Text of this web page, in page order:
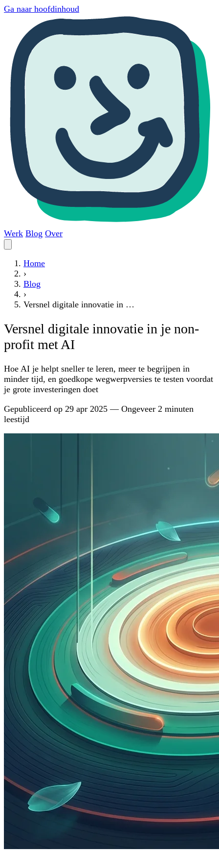
Ga naar hoofdinhoud
Werk Blog Over
Home
›
Blog
›
Versnel digitale innovatie in …
Versnel digitale innovatie in je non-
profit met AI
Hoe AI je helpt sneller te leren, meer te begrijpen in
minder tijd, en goedkope wegwerpversies te testen voordat
je grote investeringen doet
Gepubliceerd op 29 apr 2025 —Ongeveer 2 minuten
leestijd